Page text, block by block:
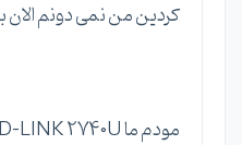
کردین من نمی دونم الان
مودم ما D-LINK 2740U هستش.